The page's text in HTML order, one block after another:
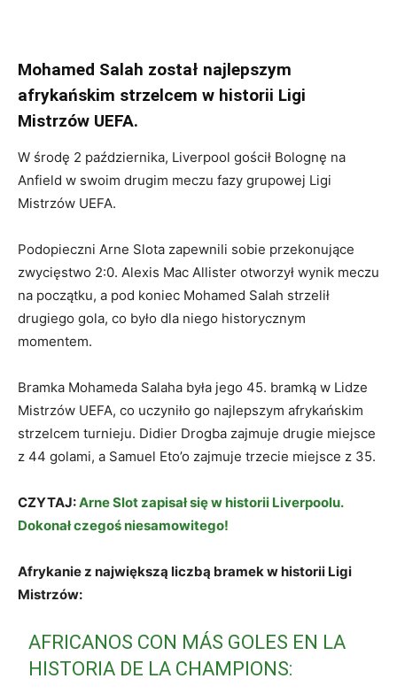
Mohamed Salah został najlepszym
afrykańskim strzelcem w historii Ligi
Mistrzów UEFA.
W środę 2 października, Liverpool gościł Bolognę na
Anfield w swoim drugim meczu fazy grupowej Ligi
Mistrzów UEFA.
Podopieczni Arne Slota zapewnili sobie przekonujące
zwycięstwo 2:0. Alexis Mac Allister otworzył wynik meczu
na początku, a pod koniec Mohamed Salah strzelił
drugiego gola, co było dla niego historycznym
momentem.
Bramka Mohameda Salaha była jego 45. bramką w Lidze
Mistrzów UEFA, co uczyniło go najlepszym afrykańskim
strzelcem turnieju. Didier Drogba zajmuje drugie miejsce
z 44 golami, a Samuel Eto’o zajmuje trzecie miejsce z 35.
CZYTAJ:Arne Slot zapisał się w historii Liverpoolu.
Dokonał czegoś niesamowitego!
Afrykanie z największą liczbą bramek w historii Ligi
Mistrzów:
AFRICANOS CON MÁS GOLES EN LA
HISTORIA DE LA CHAMPIONS: